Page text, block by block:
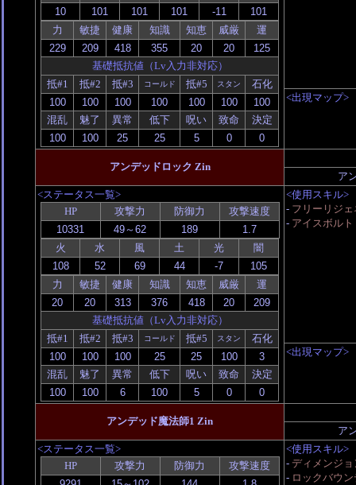
力 敏捷 健康 知識 知恵 威厳 運
基礎抵抗値（Lv入力非対応）
抵#1
抵#2 抵#3 コールド 抵#5 スタン 石化
混乱 魅了 異常 低下 呪い 致命 決定
<出現マップ>
アンデッドロック Zin
ア
<ステータス一覧>
HP
攻撃力 防御力 攻撃速度
火 水 風 土 光 闇
力 敏捷 健康 知識 知恵 威厳 運
基礎抵抗値（Lv入力非対応）
抵#1
抵#2 抵#3 コールド 抵#5 スタン 石化
混乱 魅了 異常 低下 呪い 致命 決定
<使用スキル>
- フリーリジ
- アイスボルト
<出現マップ>
アンデッド魔法師1 Zin
ア
<ステータス一覧>
HP
攻撃力 防御力 攻撃速度
<使用スキル>
- ディメンジ
- ロックバウ